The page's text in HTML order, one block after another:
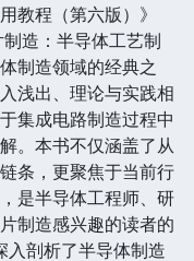
教程（第六版）》
造：半导体工艺制
制造领域的经典之
浅出、理论与实践相
集成电路制造过程中
。本书不仅涵盖了从
条，更聚焦于当前行
是半导体工程师、研
制造感兴趣的读者的
入剖析了半导体制造